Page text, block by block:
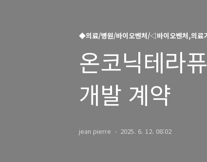
◆의료/병원/바이오벤처/◁바이오벤처,의료
온코닉테라
개발 계약
jean pierre 2025. 6. 12. 08:02